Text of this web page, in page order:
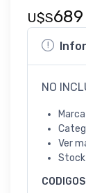
U$S689
NO
Marca
Ver
Stock
CODIGOS